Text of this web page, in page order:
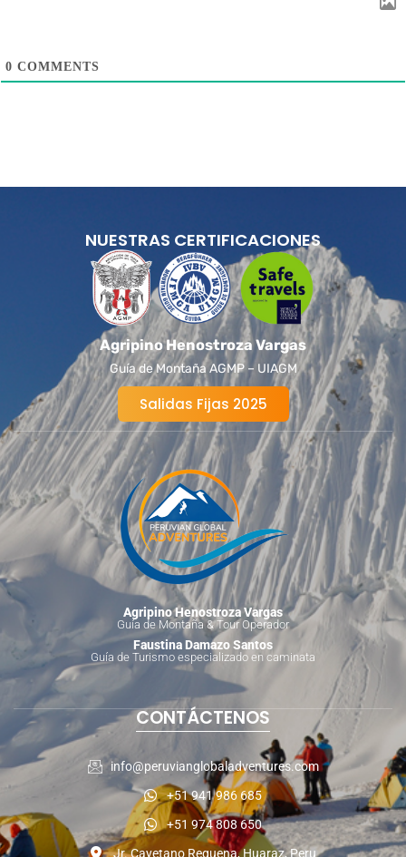
0 COMMENTS
NUESTRAS CERTIFICACIONES
Agripino Henostroza Vargas
Guía de Montaña AGMP – UIAGM
Salidas Fijas 2025
Agripino Henostroza Vargas
Guía de Montaña & Tour Operador
Faustina Damazo Santos
Guía de Turismo especializado en caminata
CONTÁCTENOS
info@peruvianglobaladventures.com
+51 941 986 685
+51 974 808 650
Jr. Cayetano Requena, Huaraz, Peru